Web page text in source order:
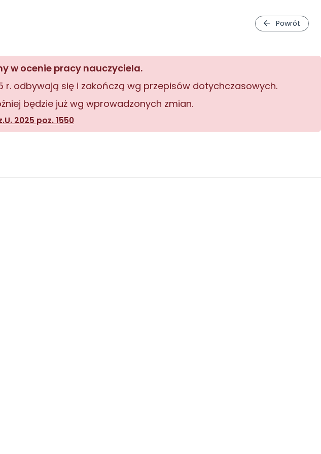
Powrót
w ocenie pracy nauczyciela.
odbywają się i zakończą wg przepisów dotychczasowych.
będzie już wg wprowadzonych zmian.
2025 poz. 1550